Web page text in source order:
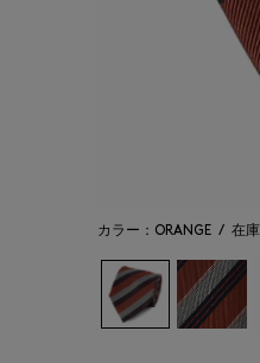
カラー：ORANGE / 在庫